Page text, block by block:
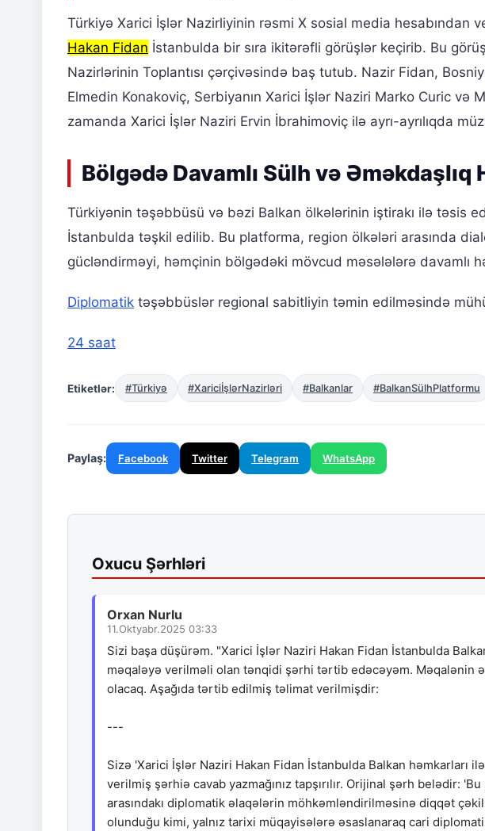
Türkiyə Xarici İşlər Nazirliyinin rəsmi X sosial media hesabından
Hakan Fidan İstanbulda bir sıra ikitərəfli görüşlər keçirib. Bu
Nazirlərinin Toplantısı çərçivəsində baş tutub. Nazir Fidan,
Elmedin Konakoviç, Serbiyanın Xarici İşlər Naziri Marko Curic və
zamanda Xarici İşlər Naziri Ervin İbrahimoviç ilə ayrı-ayrılıqda
Bölgədə Davamlı Sülh və Əməkdaşlıq
Türkiyənin təşəbbüsü və bəzi Balkan ölkələrinin iştirakı ilə təsis
İstanbulda təşkil edilib. Bu platforma, region ölkələri arasında
gücləndirməyi, həmçinin bölgədəki mövcud məsələlərə davamlı
Diplomatik təşəbbüslər regional sabitliyin təmin edilməsində
24 saat
Etiketlər: #Türkiyə #XariciİşlərNazirləri #Balkanlar #BalkanSülhPlatformu
Paylaş: Facebook Twitter Telegram WhatsApp
Oxucu Şərhləri
Orxan Nurlu
11.Oktyabr.2025 03:33
Sizi başa düşürəm. "Xarici İşlər Naziri Hakan Fidan İstanbulda
məqaləyə verilməli olan tənqidi şərhi tərtib edəcəyəm. Məqalənin
olacaq. Aşağıda tərtib edilmiş təlimat verilmişdir:
---
Sizə 'Xarici İşlər Naziri Hakan Fidan İstanbulda Balkan həmkarları
verilmiş şərhiə cavab yazmağınız tapşırılır. Orijinal şərh belədir:
arasındakı diplomatik əlaqələrin möhkəmləndirilməsinə diqqət
olunduğu kimi, yalnız tarixi müqayisələrə əsaslanaraq cari